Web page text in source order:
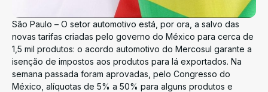
São Paulo – O setor automotivo está, por ora, a salvo das
novas tarifas criadas pelo governo do México para cerca de
1,5 mil produtos: o acordo automotivo do Mercosul garante a
isenção de impostos aos produtos para lá exportados. Na
semana passada foram aprovadas, pelo Congresso do
México, alíquotas de 5% a 50% para alguns produtos e